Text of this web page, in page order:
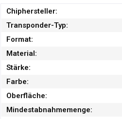
Chiphersteller:
Transponder-Typ:
Format:
Material:
Stärke:
Farbe:
Oberfläche:
Mindestabnahmemenge: